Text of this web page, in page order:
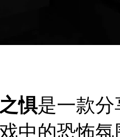
惧是一款
中的恐怖